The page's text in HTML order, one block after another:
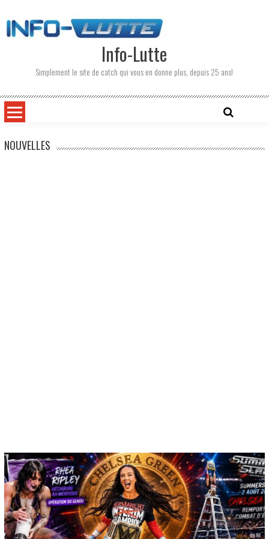
to
content
Info-Lutte
Simplement le site de catch qui vous en donne plus, depuis 25 ans!
NOUVELLES